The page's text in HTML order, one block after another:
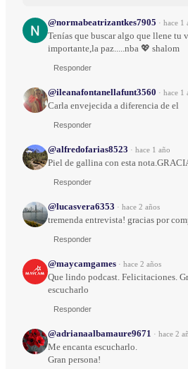
@normabeatrizantkes7905 · hace 1
Tenías que buscar algo que llene tu
importante,la paz.....nba 💖 shalom
Responder
@ileanafontanellafunt3560 · hace 1
Carla envejecida a diferencia de el
Responder
@alfredofarias8523 · hace 1 año
Piel de gallina con esta
Responder
@lucasvera6353 · hace 2 años
tremenda entrevista! gracias por
Responder
@maycamgames · hace 2 años
Que lindo podcast. Felicitaciones.
escucharlo
Responder
@adrianaalbamaure9671 · hace 2
Me encanta escucharlo.
Gran persona!